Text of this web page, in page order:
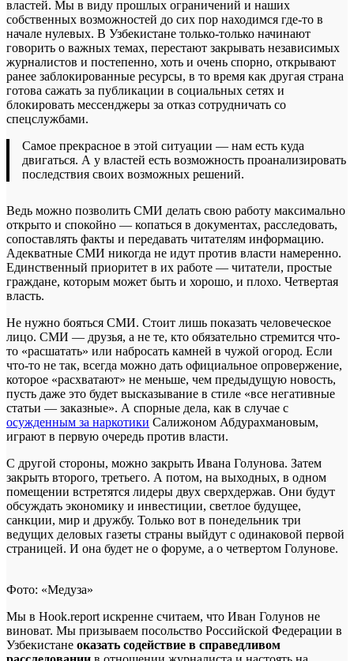
властей. Мы в виду прошлых ограничений и наших
собственных возможностей до сих пор находимся где-то в
начале нулевых. В Узбекистане только-только начинают
говорить о важных темах, перестают закрывать независимых
журналистов и постепенно, хоть и очень спорно, открывают
ранее заблокированные ресурсы, в то время как другая страна
готова сажать за публикации в социальных сетях и
блокировать мессенджеры за отказ сотрудничать со
спецслужбами.
Самое прекрасное в этой ситуации — нам есть куда
двигаться. А у властей есть возможность проанализировать
последствия своих возможных решений.
Ведь можно позволить СМИ делать свою работу максимально
открыто и спокойно — копаться в документах, расследовать,
сопоставлять факты и передавать читателям информацию.
Адекватные СМИ никогда не идут против власти намеренно.
Единственный приоритет в их работе — читатели, простые
граждане, которым может быть и хорошо, и плохо. Четвертая
власть.
Не нужно бояться СМИ. Стоит лишь показать человеческое
лицо. СМИ — друзья, а не те, кто обязательно стремится что-
то «расшатать» или набросать камней в чужой огород. Если
что-то не так, всегда можно дать официальное опровержение,
которое «расхватают» не меньше, чем предыдущую новость,
пусть даже это будет высказывание в стиле «все негативные
статьи — заказные». А спорные дела, как в случае с
осужденным за наркотики Салижоном Абдурахмановым,
играют в первую очередь против власти.
С другой стороны, можно закрыть Ивана Голунова. Затем
закрыть второго, третьего. А потом, на выходных, в одном
помещении встретятся лидеры двух сверхдержав. Они будут
обсуждать экономику и инвестиции, светлое будущее,
санкции, мир и дружбу. Только вот в понедельник три
ведущих деловых газеты страны выйдут с одинаковой первой
страницей. И она будет не о форуме, а о четвертом Голунове.
Фото: «Медуза»
Мы в Hook.report искренне считаем, что Иван Голунов не
виноват. Мы призываем посольство Российской Федерации в
Узбекистане оказать содействие в справедливом